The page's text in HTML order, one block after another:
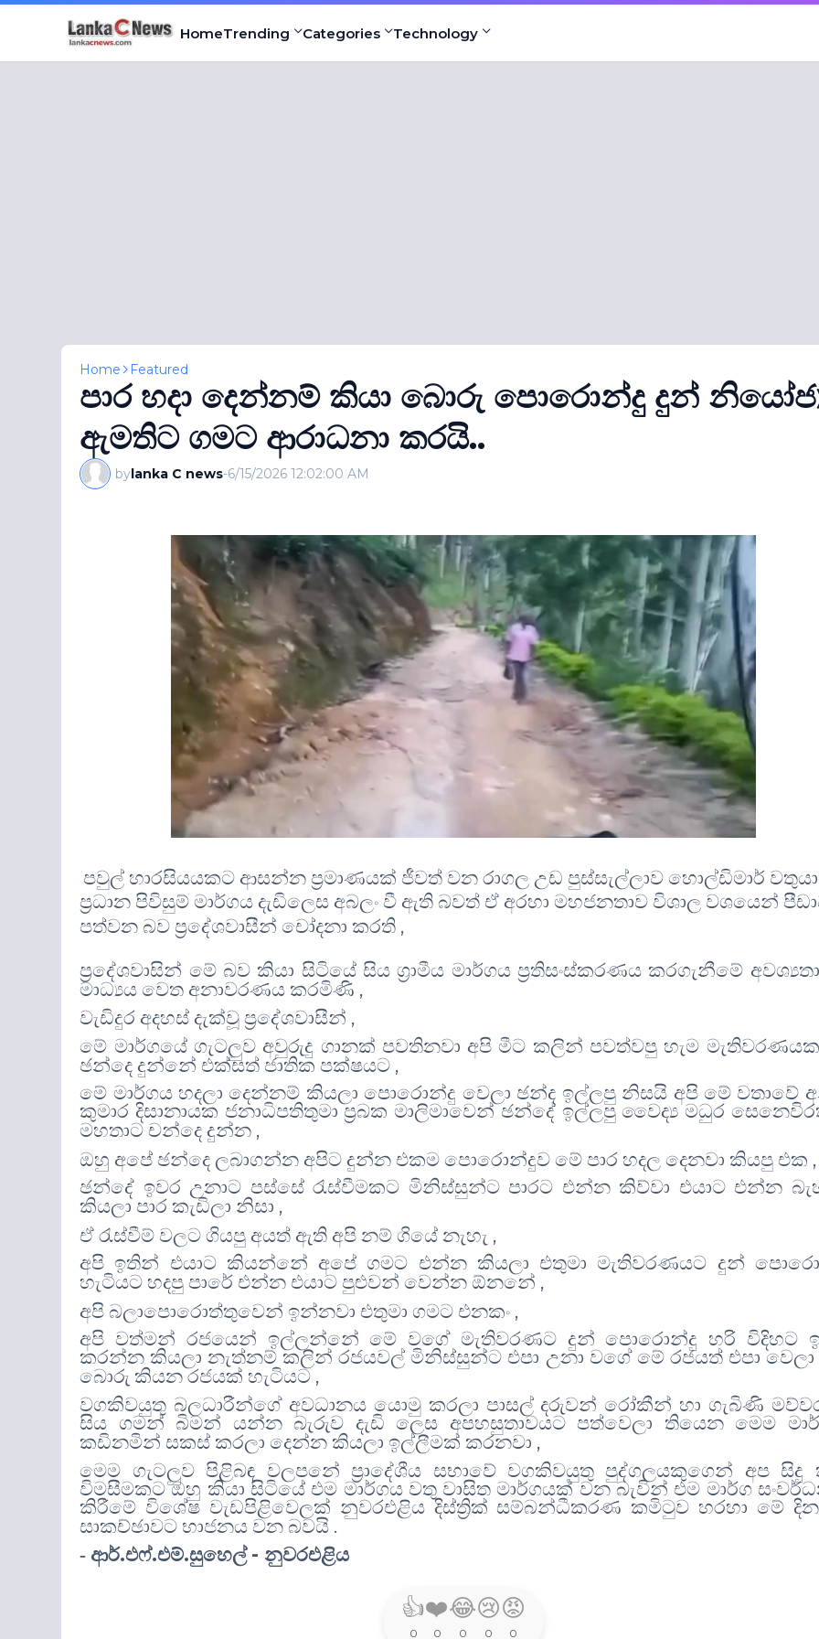
HomeTrending Categories Technology
Home Featured
පාර හදා දෙන්නම් කියා බොරු පොරොන්දු දුන්
ඇමතිට ගමට ආරාධනා කරයි..
bylanka C news-6/15/2026 12:02:00 AM
පවුල් හාරසියයකට ආසන්න ප්‍රමාණයක් ජීවත් වන රාගල උඩ පුස්සැල්ලාව හොල්ඩිමාර්
ප්‍රධාන පිවිසුම් මාර්ගය දැඩිලෙස අබලං වී ඇති බවත් ඒ අරහා මහජනතාව විශාල වශයෙන්
පත්වන බව ප්‍රදේශවාසීන් චෝදනා කරති ,
ප්‍රදේශවාසින් මේ බව කියා සිටියේ සිය ග්‍රාමීය මාර්ගය ප්‍රතිසංස්කරණය කරගැනීමේ
මාධ්‍යය වෙත අනාවරණය කරමිණි ,
වැඩිදුර අදහස් දැක්වූ ප්‍රදේශවාසීන් ,
මේ මාර්ගයේ ගැටලුව අවුරුදු ගානක් පවතිනවා අපි මීට කලින් පවත්වපු හැම
ඡන්දෙ දුන්නේ එක්සත් ජාතික පක්ෂයට ,
මේ මාර්ගය හදලා දෙන්නම් කියලා පොරොන්දු වෙලා ඡන්ද ඉල්ලපු නිසයි අපි මේ වතාවේ
කුමාර දිසානායක ජනාධිපතිතුමා ප්‍රබක මාලිමාවෙන් ඡන්දේ ඉල්ලපු වෛද්‍ය මධුර
මහතාට චන්දෙ දුන්න ,
ඔහු අපේ ඡන්දෙ ලබාගන්න අපිට දුන්න එකම පොරොන්දුව මේ පාර හදල දෙනවා කියපු එක ,
ඡන්දේ ඉවර උනාට පස්සේ රැස්වීමකට මිනිස්සුන්ට පාරට එන්න කිව්වා එයාට එන්න
කියලා පාර කැඩිලා නිසා ,
ඒ රැස්වීම් වලට ගියපු අයත් ඇති අපි නම් ගියේ නැහැ ,
අපි ඉතින් එයාට කියන්නේ අපේ ගමට එන්න කියලා එතුමා මැතිවරණයට දුන්
හැටියට හදපු පාරේ එන්න එයාට පුළුවන් වෙන්න ඕනනේ ,
අපි බලාපොරොත්තුවෙන් ඉන්නවා එතුමා ගමට එනකං ,
අපි වත්මන් රජයෙන් ඉල්ලන්නේ මේ වගේ මැතිවරණට දුන් පොරොන්දු හරි විදිහට
කරන්න කියලා නැත්නම් කලින් රජයවල් මිනිස්සුන්ට එපා උනා වගේ මේ රජයත් එපා වෙලා
බොරු කියන රජයක් හැටියට ,
වගකිවයුතු බලධාරීන්ගේ අවධානය යොමු කරලා පාසල් දරුවන් රෝකීන් හා ගැබිණි
සිය ගමන් බිමන් යන්න බැරුව දැඩි ලෙස අපහසුතාවයට පත්වෙලා තියෙන මෙම
කඩිනමින් සකස් කරලා දෙන්න කියලා ඉල්ලීමක් කරනවා ,
මෙම ගැටලුව පිළිබඳ වලපනේ ප්‍රාදේශීය සභාවේ වගකිවයුතු පුද්ගලයකුගෙන් අප සිදු
විමසීමකට ඔහු කියා සිටියේ එම මාර්ගය වතු වාසිත මාර්ගයක් වන බැවින් එම මාර්ග
කිරීමේ විශේෂ වැඩපිළිවෙලක් නුවරඑළිය දිස්ත්‍රික් සම්බන්ධීකරණ කමිටුව හරහා මේ
සාකච්ඡාවට භාජනය වන බවයි .
- ආර්.එෆ්.එම්.සුහෙල් - නුවරඑළිය
👍
0
❤️
0
😂
0
😢
0
😡
0